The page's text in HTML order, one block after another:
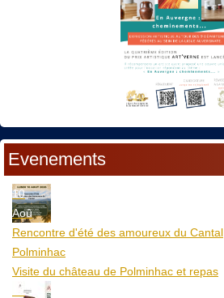
Evenements
10
Aoû
Rencontre d'été des amoureux du Cantal
Polminhac
Visite du château de Polminhac et repas
12